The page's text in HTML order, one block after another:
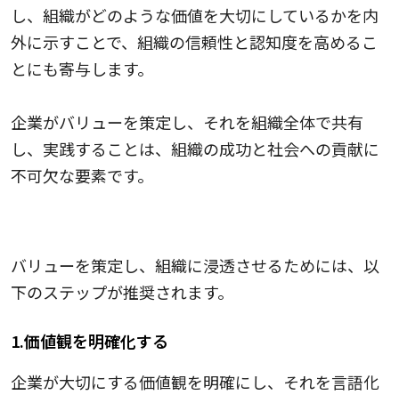
し、組織がどのような価値を大切にしているかを内
外に示すことで、組織の信頼性と認知度を高めるこ
とにも寄与します。
企業がバリューを策定し、それを組織全体で共有
し、実践することは、組織の成功と社会への貢献に
不可欠な要素です。
バリューを策定し、組織に浸透させるためには、以
下のステップが推奨されます。
1.価値観を明確化する
企業が大切にする価値観を明確にし、それを言語化